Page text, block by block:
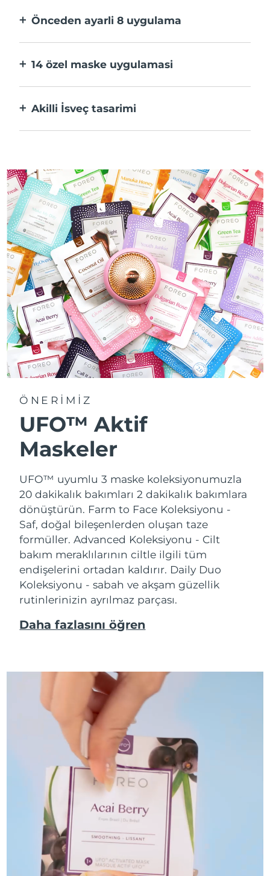
Önceden ayarli 8 uygulama
14 özel maske uygulamasi
Akilli İsveç tasarimi
ÖNERİMİZ
UFO™ Aktif
Maskeler
UFO™ uyumlu 3 maske koleksiyonumuzla
20 dakikalık bakımları 2 dakikalık bakımlara
dönüştürün. Farm to Face Koleksiyonu -
Saf, doğal bileşenlerden oluşan taze
formüller. Advanced Koleksiyonu - Cilt
bakım meraklılarının ciltle ilgili tüm
endişelerini ortadan kaldırır. Daily Duo
Koleksiyonu - sabah ve akşam güzellik
rutinlerinizin ayrılmaz parçası.
Daha fazlasını öğren